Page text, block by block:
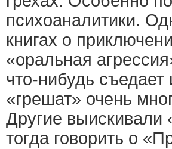
психоаналитики.
книгах о
«оральная
что-нибудь
«грешат» очень
Другие выискивали
тогда говорить о